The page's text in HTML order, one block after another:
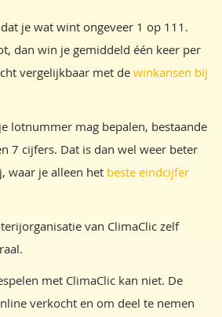
je wat wint ongeveer 1 op 111.
dan win je gemiddeld één keer per
vergelijkbaar met de winkansen bij
lotnummer mag bepalen, bestaande
7 cijfers. Dat is dan wel weer beter
waar je alleen het beste eindcijfer
van ClimaClic zelf
met ClimaClic kan niet. De
verkocht en om deel te nemen